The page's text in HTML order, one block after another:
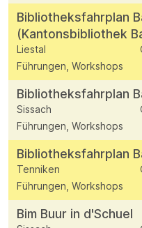
Bibliotheksfahrplan
(Kantonsbibliothek
Liestal
Führungen, Workshops
Bibliotheksfahrplan
Sissach
Führungen, Workshops
Bibliotheksfahrplan
Tenniken
Führungen, Workshops
Bim Buur in d'Schuel